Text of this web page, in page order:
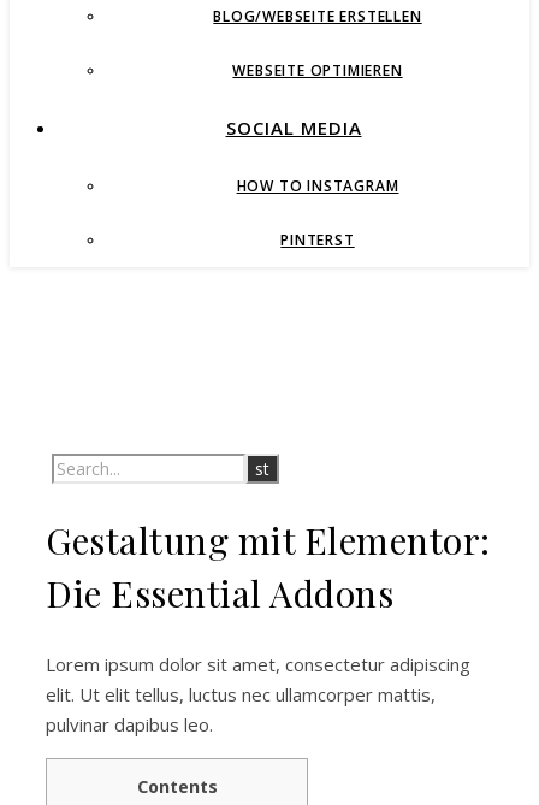
BLOG/WEBSEITE ERSTELLEN
WEBSEITE OPTIMIEREN
SOCIAL MEDIA
HOW TO INSTAGRAM
PINTERST
Gestaltung mit Elementor:
Die Essential Addons
Lorem ipsum dolor sit amet, consectetur adipiscing
elit. Ut elit tellus, luctus nec ullamcorper mattis,
pulvinar dapibus leo.
Contents